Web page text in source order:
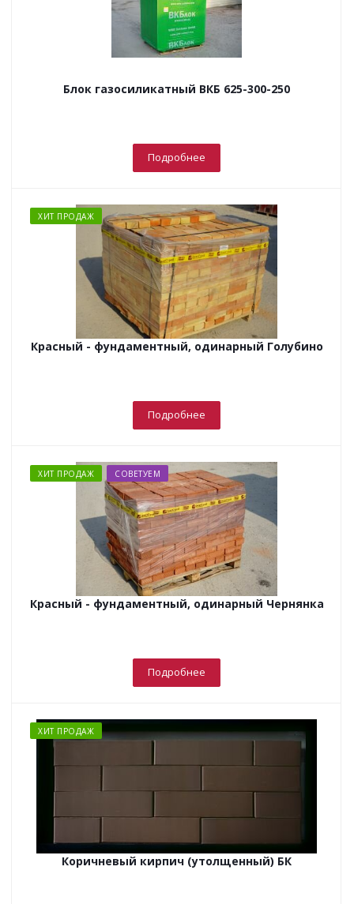
Блок газосиликатный ВКБ 625-300-250
Подробнее
ХИТ ПРОДАЖ
Красный - фундаментный, одинарный Голубино
Подробнее
ХИТ ПРОДАЖ СОВЕТУЕМ
Красный - фундаментный, одинарный Чернянка
Подробнее
ХИТ ПРОДАЖ
Коричневый кирпич (утолщенный) БК